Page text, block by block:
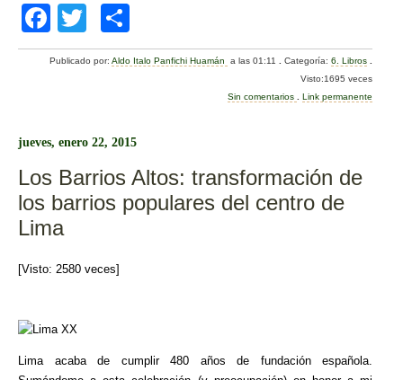
F
a
b
o
o
k
wi
tt
o
m
ar
tir
Publicado por:Aldo Italo Panfichi Huamán a las 01:11 .Categoría:6. Libros
Visto:1695 veces
Sin comentarios
Link permanente
jueves, enero 22, 2015
Los Barrios Altos: transformación de
los barrios populares del centro de
Lima
[Visto: 2580 veces]
Lima acaba de cumplir 480 años de fundación española.